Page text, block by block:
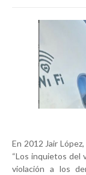
En 2012 Jair
“Los inquietos del
violación a los